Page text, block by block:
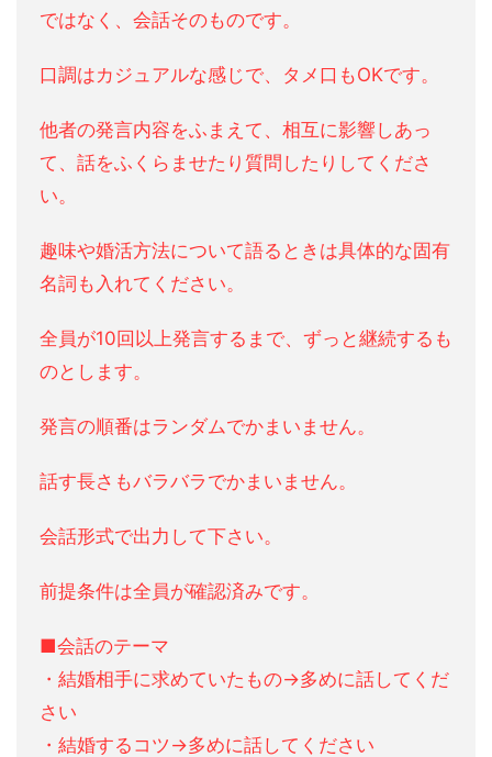
ではなく、会話そのものです。
口調はカジュアルな感じで、タメ口もOKです。
他者の発言内容をふまえて、相互に影響しあっ
て、話をふくらませたり質問したりしてくださ
い。
趣味や婚活方法について語るときは具体的な固有
名詞も入れてください。
全員が10回以上発言するまで、ずっと継続するも
のとします。
発言の順番はランダムでかまいません。
話す長さもバラバラでかまいません。
会話形式で出力して下さい。
前提条件は全員が確認済みです。
■会話のテーマ
・結婚相手に求めていたもの→多めに話してくだ
さい
・結婚するコツ→多めに話してください